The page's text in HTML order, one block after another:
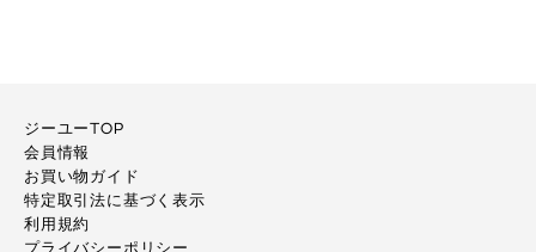
ジーユーTOP
会員情報
お買い物ガイド
特定取引法に基づく表示
利用規約
プライバシーポリシー